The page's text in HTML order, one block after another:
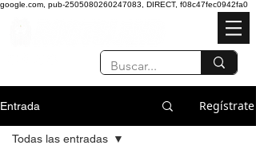
google.com, pub-2505080260247083, DIRECT, f08c47fec0942fa0
Entrada Regístrate
Todas las entradas